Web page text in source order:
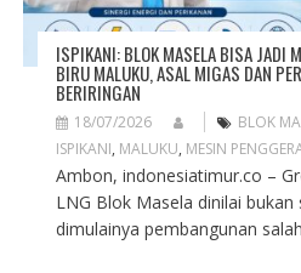
ISPIKANI: BLOK MASELA BISA JADI
BIRU MALUKU, ASAL MIGAS DAN
BERIRINGAN
18/07/2026 BLOK
ISPIKANI, MALUKU, MESIN
Ambon, indonesiatimur.co –
LNG Blok Masela dinilai bukan
dimulainya pembangunan